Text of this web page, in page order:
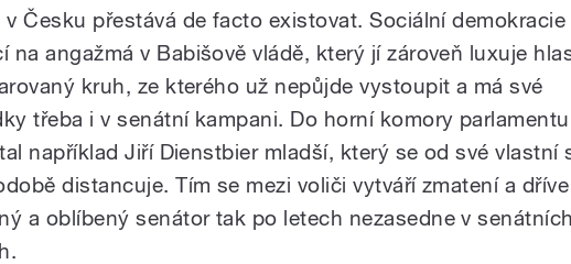
v Česku přestává de facto existovat. Sociální demokracie
na angažmá v Babišově vládě, který jí zároveň luxuje
kruh, ze kterého už nepůjde vystoupit a má své
třeba i v senátní kampani. Do horní komory
například Jiří Dienstbier mladší, který se od své vlastní
distancuje. Tím se mezi voliči vytváří zmatení a dříve
a oblíbený senátor tak po letech nezasedne v senátních